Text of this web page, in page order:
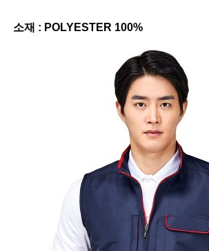
소재 : POLYESTER 100%